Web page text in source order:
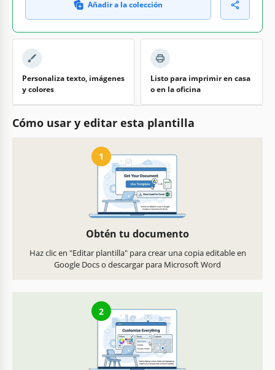
Añadir a la colección
Personaliza texto, imágenes
y colores
Listo para imprimir en casa
o en la oficina
Cómo usar y editar esta plantilla
1
Obtén tu documento
Haz clic en "Editar plantilla" para crear una copia editable en
Google Docs o descargar para Microsoft Word
2